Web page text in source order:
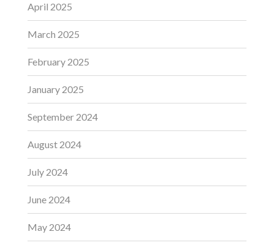
April 2025
March 2025
February 2025
January 2025
September 2024
August 2024
July 2024
June 2024
May 2024